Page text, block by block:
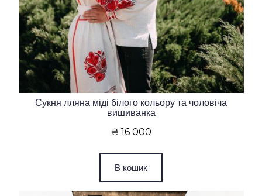
Сукня лляна міді білого кольору та чоловіча
вишиванка
₴ 16 000
В кошик